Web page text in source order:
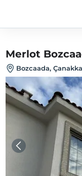
Merlot
Bozcaada,